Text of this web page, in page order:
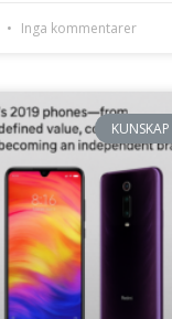
Inga kommentarer
KUNSKAP